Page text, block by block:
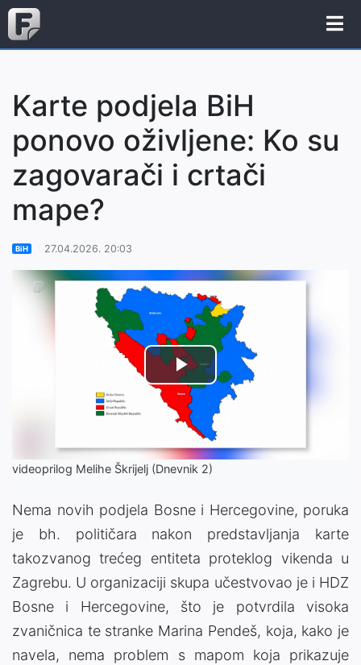
Karte podjela BiH
ponovo oživljene: Ko su
zagovarači i crtači
mape?
BiH 27.04.2026. 20:03
Play
Video
videoprilog Melihe Škrijelj (Dnevnik 2)
Nema novih podjela Bosne i Hercegovine, poruka
je bh. političara nakon predstavljanja karte
takozvanog trećeg entiteta proteklog vikenda u
Zagrebu. U organizaciji skupa učestvovao je i HDZ
Bosne i Hercegovine, što je potvrdila visoka
zvaničnica te stranke Marina Pendeš, koja, kako je
navela, nema problem s mapom koja prikazuje